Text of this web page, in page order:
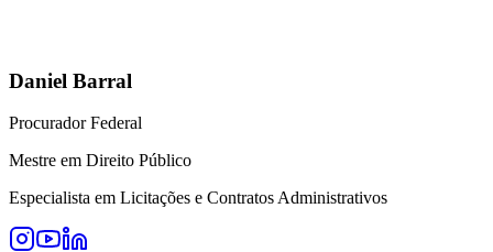
Daniel Barral
Procurador Federal
Mestre em Direito Público
Especialista em Licitações e Contratos Administrativos